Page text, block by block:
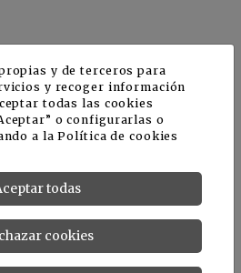
españoles demuestran
el valor biotecnológico
de los subproductos del
olivar
y de terceros para
y recoger información
todas las cookies
o configurarlas o
a laPolítica de cookies
todas
cookies